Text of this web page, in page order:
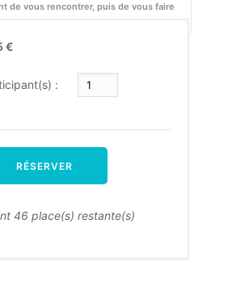
de vous rencontrer, puis de vous faire
€
:
RÉSERVER
46 place(s) restante(s)